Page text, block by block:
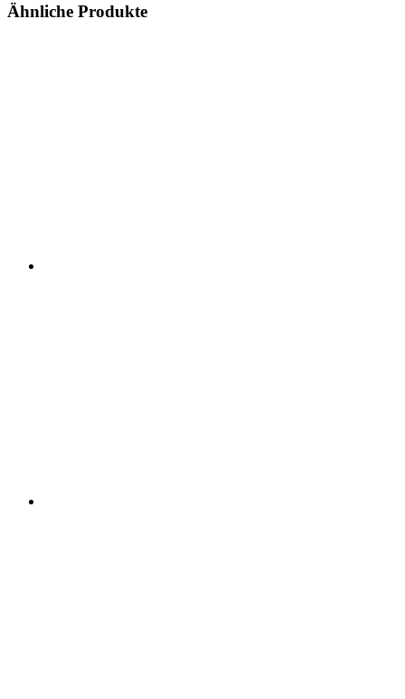
Ähnliche Produkte